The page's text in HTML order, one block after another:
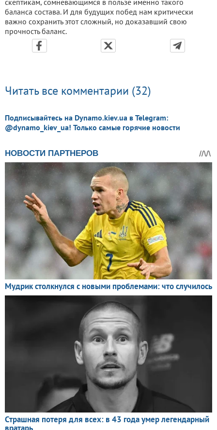
скептикам, сомневающимся в пользе именно такого
баланса состава. И для будущих побед нам критически
важно сохранить этот сложный, но доказавший свою
прочность баланс.
Читать все комментарии (32)
Подписывайтесь на Dynamo.kiev.ua в Telegram:
@dynamo_kiev_ua! Только самые горячие новости